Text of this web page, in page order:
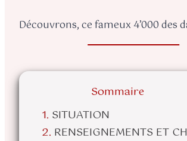
Découvrons, ce fameux 4’000 des
Sommaire
SITUATION
RENSEIGNEMENTS ET